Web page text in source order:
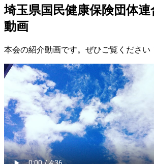
埼玉県国民健康保険団体
動画
本会の紹介動画です。ぜひご覧ください